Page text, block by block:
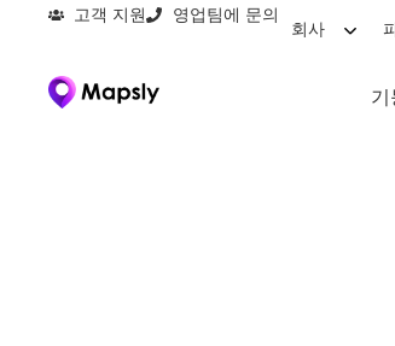
고객 지원 영업팀에 문의
회사
기